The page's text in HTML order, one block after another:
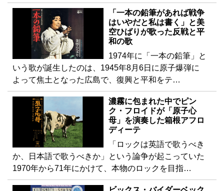
「一本の鉛筆があれば戦争
はいやだと私は書く」と美
空ひばりが歌った反戦と平
和の歌
1974年に「一本の鉛筆」と
いう歌が誕生したのは、1945年8月6日に原子爆弾に
よって焦土となった広島で、復興と平和をテ…
濃霧に包まれた中でピン
ク・フロイドが「原子心
母」を演奏した箱根アフロ
ディーテ
「ロックは英語で歌うべき
か、日本語で歌うべきか」という論争が起こっていた
1970年から71年にかけて、本物のロックを目指…